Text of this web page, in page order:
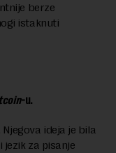
berze
istaknuti
-u.
ideja je bila
za pisanje